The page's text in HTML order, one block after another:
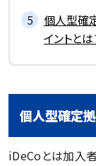
個人型確
イントとは
個人型確定
iDeCoとは加入